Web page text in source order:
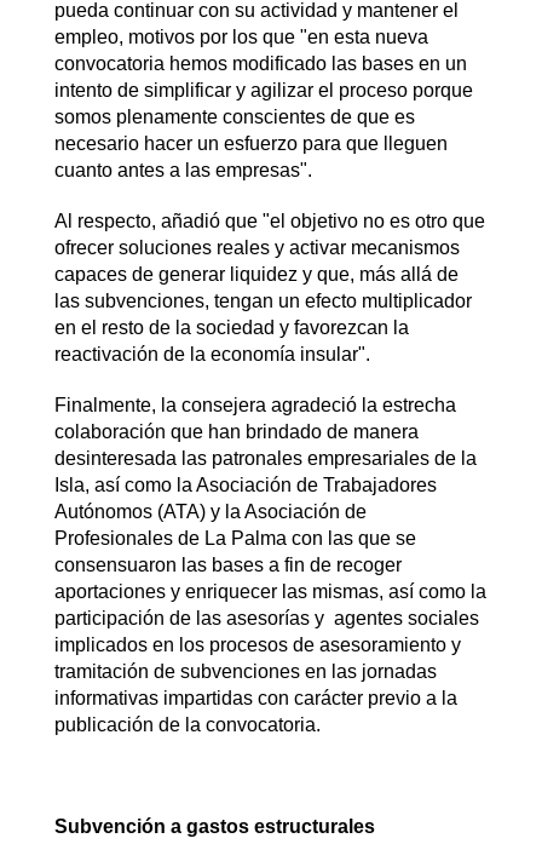
pueda continuar con su actividad y mantener el
empleo, motivos por los que "en esta nueva
convocatoria hemos modificado las bases en un
intento de simplificar y agilizar el proceso porque
somos plenamente conscientes de que es
necesario hacer un esfuerzo para que lleguen
cuanto antes a las empresas".
Al respecto, añadió que "el objetivo no es otro que
ofrecer soluciones reales y activar mecanismos
capaces de generar liquidez y que, más allá de
las subvenciones, tengan un efecto multiplicador
en el resto de la sociedad y favorezcan la
reactivación de la economía insular".
Finalmente, la consejera agradeció la estrecha
colaboración que han brindado de manera
desinteresada las patronales empresariales de la
Isla, así como la Asociación de Trabajadores
Autónomos (ATA) y la Asociación de
Profesionales de La Palma con las que se
consensuaron las bases a fin de recoger
aportaciones y enriquecer las mismas, así como la
participación de las asesorías y agentes sociales
implicados en los procesos de asesoramiento y
tramitación de subvenciones en las jornadas
informativas impartidas con carácter previo a la
publicación de la convocatoria.
Subvención a gastos estructurales